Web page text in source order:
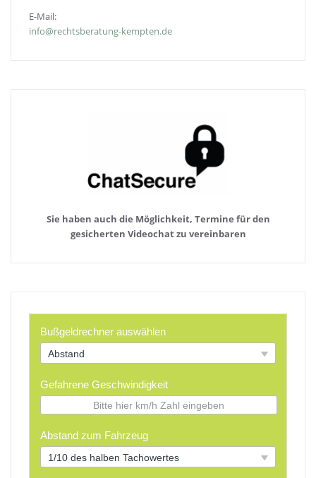
E-Mail:
info@rechtsberatung-kempten.de
Sie haben auch die Möglichkeit, Termine für den
gesicherten Videochat zu vereinbaren